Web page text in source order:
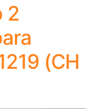
2
(CH